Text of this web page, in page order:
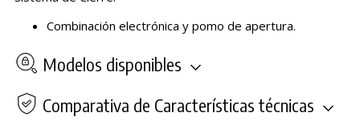
Combinación electrónica y pomo de apertura.
Modelos disponibles
Comparativa de Características técnicas